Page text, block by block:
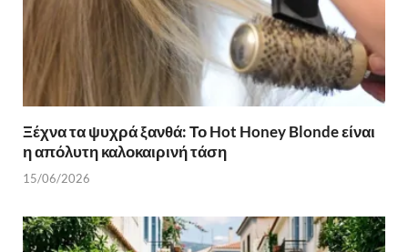
Ξέχνα τα ψυχρά ξανθά: Το Hot Honey Blonde είναι
η απόλυτη καλοκαιρινή τάση
15/06/2026